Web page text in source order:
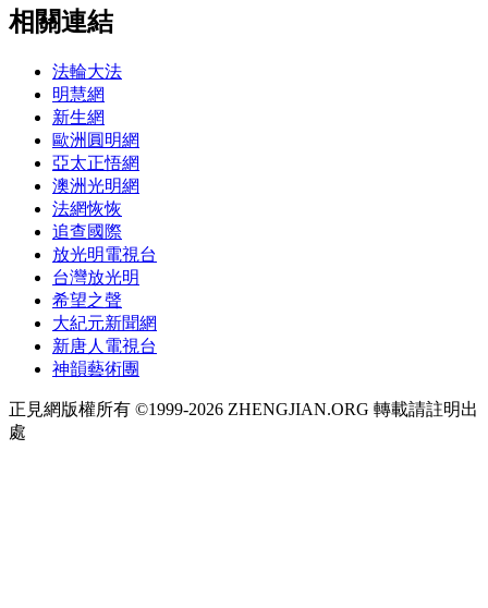
相關連結
法輪大法
明慧網
新生網
歐洲圓明網
亞太正悟網
澳洲光明網
法網恢恢
追查國際
放光明電視台
台灣放光明
希望之聲
大紀元新聞網
新唐人電視台
神韻藝術團
正見網版權所有 ©1999-2026 ZHENGJIAN.ORG 轉載請註明出
處